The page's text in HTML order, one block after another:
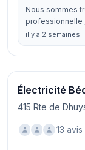
Nous sommes
professionnelle
il y a 2 semaines
Électricité
415 Rte de
13